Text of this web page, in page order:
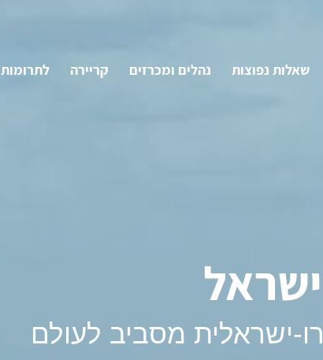
שאלות נפוצות נהלים ומכרזים קריירה לתרומות
ישראלית מסביב לעולם